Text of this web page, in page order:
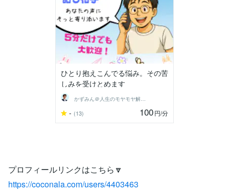
ひとり抱えこんでる悩み。その苦
しみを受けとめます
かずみん＠人生のモヤモヤ解消アドバイザー
- (13) 100円/分
プロフィールリンクはこちら🔽
https://coconala.com/users/4403463